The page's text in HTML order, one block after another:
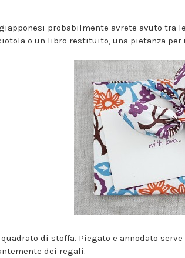
probabilmente avrete avuto tra
o un libro restituito, una pietanza
di stoffa. Piegato e annodato
dei regali.